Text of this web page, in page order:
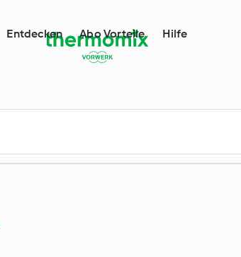
Entdecken Abo Vorteile Hilfe